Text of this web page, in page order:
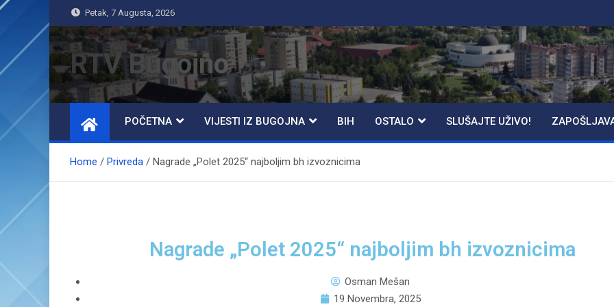
Petak, 7 Augusta, 2026
RTV Bugojno
POČETNA VIJESTI IZ BUGOJNA BIH OSTALO SLUŠAJTE UŽIVO!
Home Privreda Nagrade „Polet 2025“ najboljim bh izvoznicima
Nagrade „Polet 2025“ najboljim bh izvoznicima
Osman Mešan
19 Novembra, 2025